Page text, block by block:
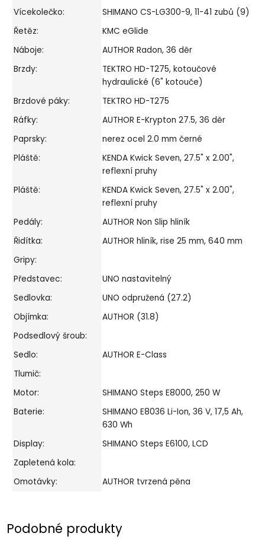
Vícekolečko:
SHIMANO CS-LG300-9, 11-41 zubů (9)
Řetěz:
KMC eGlide
Náboje:
AUTHOR Radon, 36 děr
Brzdy:
TEKTRO HD-T275, kotoučové
hydraulické (6" kotouče)
Brzdové páky:
TEKTRO HD-T275
Ráfky:
AUTHOR E-Krypton 27.5, 36 děr
Paprsky:
nerez ocel 2.0 mm černé
Pláště:
KENDA Kwick Seven, 27.5" x 2.00",
reflexní pruhy
Pláště:
KENDA Kwick Seven, 27.5" x 2.00",
reflexní pruhy
Pedály:
AUTHOR Non Slip hliník
Řidítka:
AUTHOR hliník, rise 25 mm, 640 mm
Gripy:
Představec:
UNO nastavitelný
Sedlovka:
UNO odpružená (27.2)
Objímka:
AUTHOR (31.8)
Podsedlový šroub:
Sedlo:
AUTHOR E-Class
Tlumič:
Motor:
SHIMANO Steps E8000, 250 W
Baterie:
SHIMANO E8036 Li-Ion, 36 V, 17,5 Ah,
630 Wh
Display:
SHIMANO Steps E6100, LCD
Zapletená kola:
Omotávky:
AUTHOR tvrzená pěna
Podobné produkty